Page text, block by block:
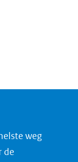
weg
de